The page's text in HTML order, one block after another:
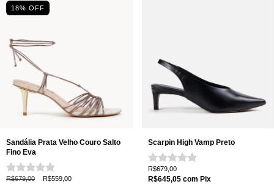
18% OFF
Sandália Prata Velho Couro Salto
Fino Eva
R$679,00 R$559,00
Scarpin High Vamp Preto
R$679,00
R$645,05 com Pix